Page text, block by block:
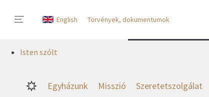
English Törvények, dokumentumok
Isten szólt
Egyházunk Misszió Szeretetszolgálat